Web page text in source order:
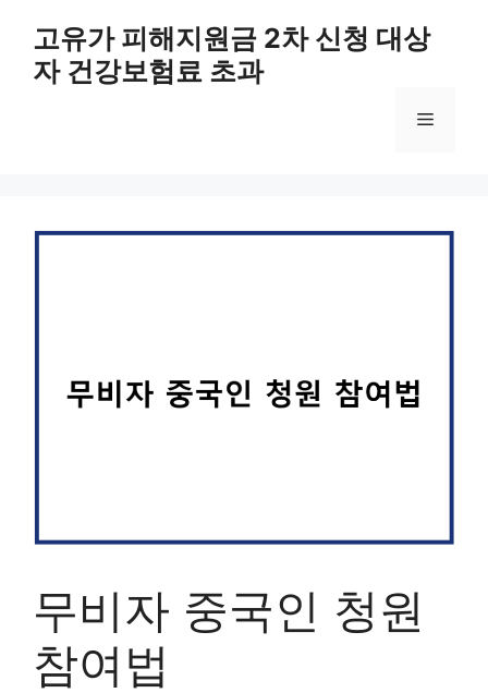
고유가 피해지원금 2차 신청 대상
자 건강보험료 초과
메
무비자 중국인 청원
참여법